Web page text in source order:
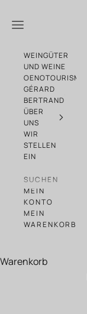
Menü
WEINGÜTER
UND WEINE
OENOTOURISMUS
GÉRARD
BERTRAND
ÜBER
UNS
WIR
STELLEN
EIN
SUCHEN
MEIN
KONTO
MEIN
WARENKORB
Warenkorb